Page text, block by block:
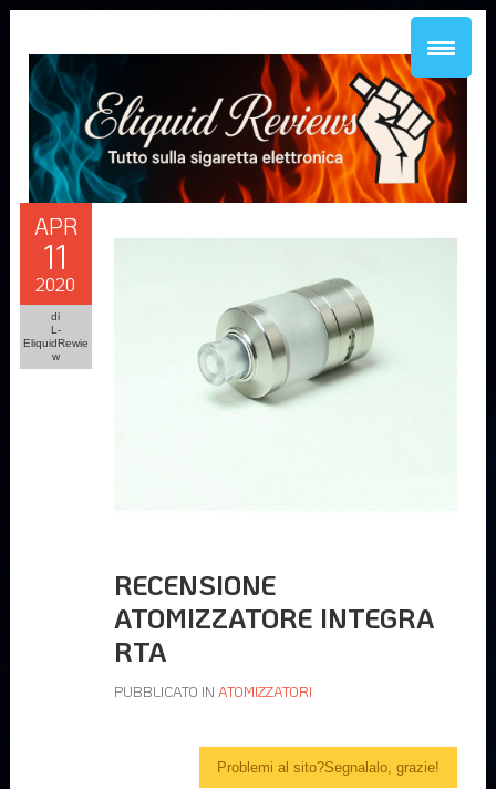
APR
11
2020
di
L-
EliquidRewie
w
RECENSIONE
ATOMIZZATORE INTEGRA
RTA
PUBBLICATO IN ATOMIZZATORI
Problemi al sito?Segnalalo, grazie!